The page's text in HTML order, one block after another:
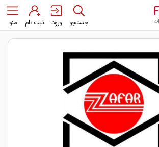
جستجو ورود ثبت نام منو